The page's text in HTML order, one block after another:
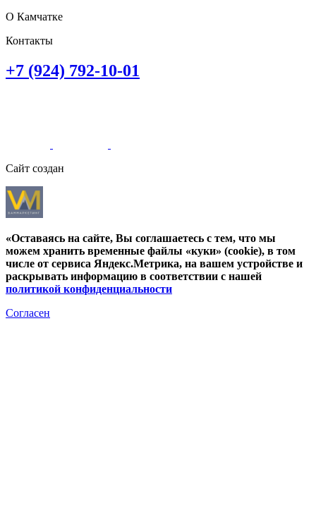
О Камчатке
Контакты
+7 (924) 792-10-01
Сайт создан
«Оставаясь на сайте, Вы соглашаетесь с тем, что мы
можем хранить временные файлы «куки» (cookie), в том
числе от сервиса Яндекс.Метрика, на вашем устройстве и
раскрывать информацию в соответствии с нашей
политикой конфиденциальности
Согласен